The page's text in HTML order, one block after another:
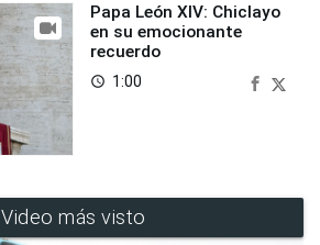
Papa León XIV: Chiclayo
en su emocionante
recuerdo
access_time 1:00
Video más visto